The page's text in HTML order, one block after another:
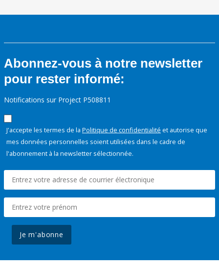
Abonnez-vous à notre newsletter
pour rester informé:
Notifications sur Project P508811
J'accepte les termes de la Politique de confidentialité et autorise que
mes données personnelles soient utilisées dans le cadre de
l'abonnement à la newsletter sélectionnée.
Je m'abonne